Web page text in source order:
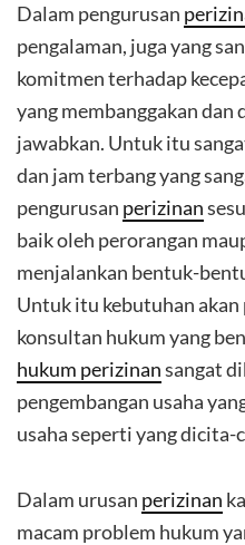
Dalam pengurusan
pengalaman, juga yang
komitmen terhadap
yang membanggakan
jawabkan. Untuk itu
dan jam terbang yang
pengurusan perizinan
baik oleh perorangan
menjalankan bentuk-
Untuk itu kebutuhan akan
konsultan hukum yang
hukum perizinansangat
pengembangan usaha
usaha seperti yang dicita-
Dalam urusan perizinan
macam problem hukum